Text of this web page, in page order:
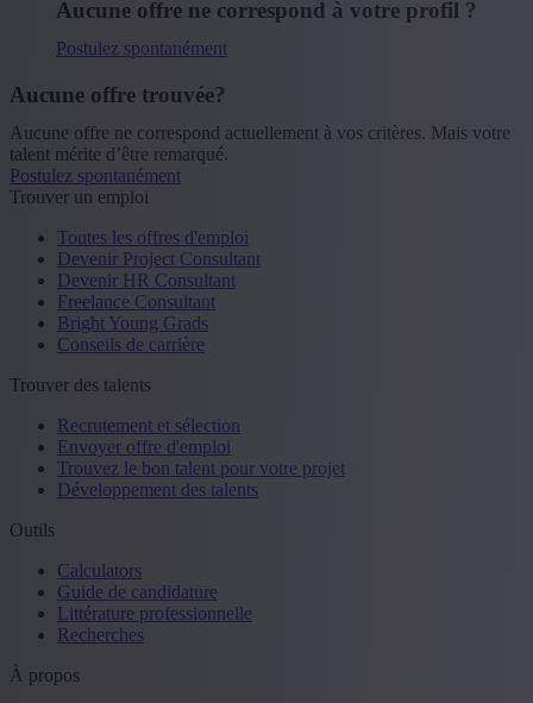
Aucune offre ne correspond à votre profil ?
Postulez spontanément
Aucune offre trouvée?
Aucune offre ne correspond actuellement à vos critères. Mais votre
talent mérite d’être remarqué.
Postulez spontanément
Trouver un emploi
Toutes les offres d'emploi
Devenir Project Consultant
Devenir HR Consultant
Freelance Consultant
Bright Young Grads
Conseils de carrière
Trouver des talents
Recrutement et sélection
Envoyer offre d'emploi
Trouvez le bon talent pour votre projet
Développement des talents
Outils
Calculators
Guide de candidature
Littérature professionnelle
Recherches
À propos